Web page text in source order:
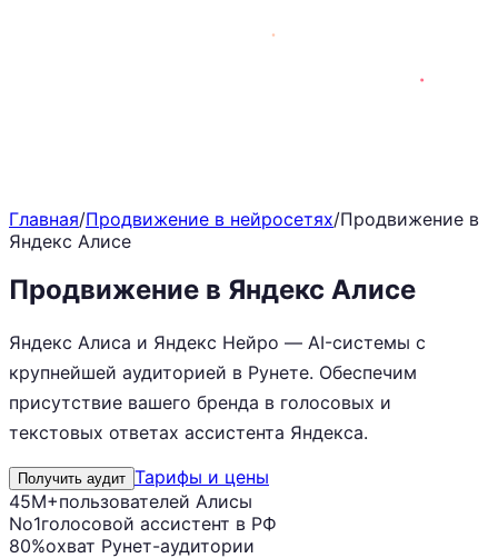
Главная/Продвижение в нейросетях/Продвижение в
Яндекс Алисе
Продвижение в Яндекс Алисе
Яндекс Алиса и Яндекс Нейро — AI-системы с
крупнейшей аудиторией в Рунете. Обеспечим
присутствие вашего бренда в голосовых и
текстовых ответах ассистента Яндекса.
Получить аудит Тарифы и цены
45M+пользователей Алисы
No1голосовой ассистент в РФ
80%охват Рунет-аудитории